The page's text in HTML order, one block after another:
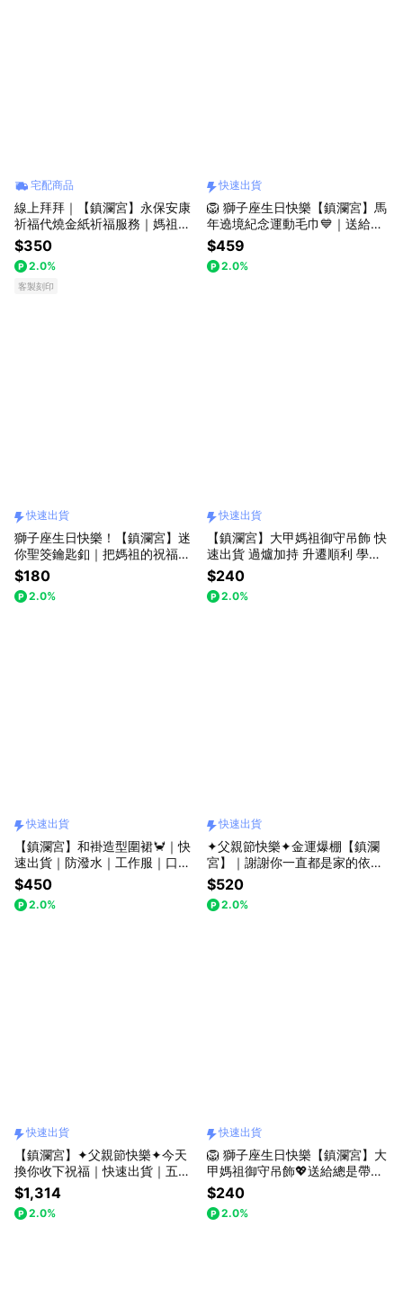
宅配商品
線上拜拜｜【鎮瀾宮】永保安康
祈福代燒金紙祈福服務｜媽祖加
持｜健康平安｜消災解厄｜補運
開運｜長壽安康｜大甲媽祖｜線
上祈福
$350
2.0%
客製刻印
快速出貨
🦁 獅子座生日快樂【鎮瀾宮】馬
年遶境紀念運動毛巾💙｜送給總
是用熱情照亮身邊每個人的獅子
座｜快速出貨｜長毛吸水｜親膚
感｜生日禮物｜送禮推薦
$459
2.0%
快速出貨
獅子座生日快樂！【鎮瀾宮】迷
你聖筊鑰匙釦｜把媽祖的祝福隨
身帶著，讓平安與好運一直陪伴
你！｜快速出貨｜避邪擋煞｜開
運小物｜生日禮物｜送禮推薦
$180
2.0%
快速出貨
【鎮瀾宮】大甲媽祖御守吊飾 快
速出貨 過爐加持 升遷順利 學業
進步 避邪擋煞 交通安全 身體健
康 禮物 送禮 生日 生日禮物 交換
禮物
$240
2.0%
快速出貨
【鎮瀾宮】和褂造型圍裙🦀｜快
速出貨｜防潑水｜工作服｜口袋
｜可調式肩帶｜禮物｜送禮｜生
日｜生日禮物｜交換禮物
$450
2.0%
快速出貨
✦父親節快樂✦金運爆棚【鎮瀾
宮】｜謝謝你一直都是家的依靠
｜媽祖加持招財禮｜快速出貨｜
招財擺件｜開運小物｜能量石｜
財富｜送禮推薦
$520
2.0%
快速出貨
【鎮瀾宮】✦父親節快樂✦今天
換你收下祝福｜快速出貨｜五行
水晶｜開運｜避邪｜平安｜健康
｜招財｜父親節禮物｜送禮推薦
水晶樹 和褂吊飾 媽祖金卡
$1,314
2.0%
快速出貨
🦁 獅子座生日快樂【鎮瀾宮】大
甲媽祖御守吊飾💖送給總是帶給
大家滿滿能量的你｜快速出貨｜
過爐加持｜升遷順利｜學業進步
｜避邪擋煞｜交通安全｜身體健
$240
2.0%